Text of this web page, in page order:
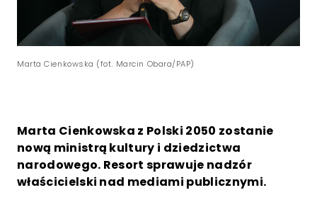
Marta Cienkowska (fot. Marcin Obara/PAP)
Marta Cienkowska z Polski 2050 zostanie
nową ministrą kultury i dziedzictwa
narodowego. Resort sprawuje nadzór
właścicielski nad mediami publicznymi.